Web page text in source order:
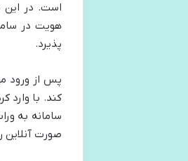
است. در این
پذیرد.
پس از ورود
کند. با وارد
سامانه به
صورت